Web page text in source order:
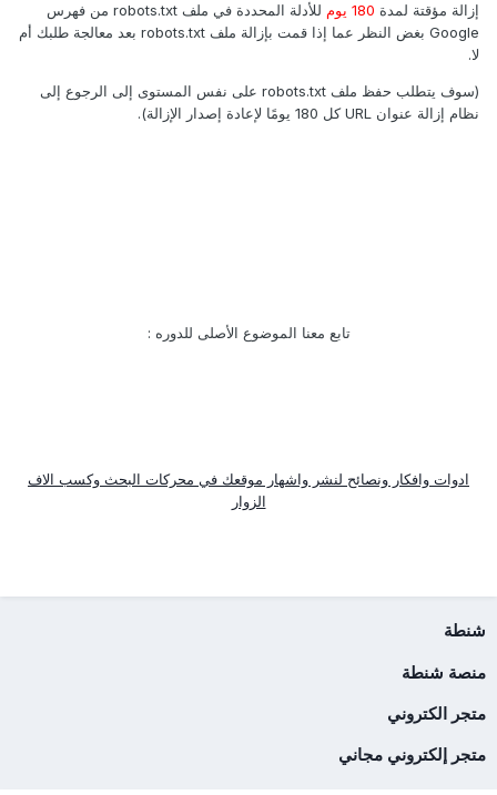
إزالة مؤقتة لمدة 180 يوم
للأدلة المحددة في ملف robots.txt من فهرس
Google بغض النظر عما إذا قمت بإزالة ملف robots.txt بعد معالجة طلبك أم
لا.
(سوف يتطلب حفظ ملف robots.txt على نفس المستوى إلى الرجوع إلى
نظام إزالة عنوان URL كل 180 يومًا لإعادة إصدار الإزالة).
تابع معنا الموضوع الأصلى للدوره :
ادوات وافكار ونصائح لنشر واشهار موقعك في محركات البحث وكسب الاف
الزوار
شنطة
منصة شنطة
متجر الكتروني
متجر إلكتروني مجاني